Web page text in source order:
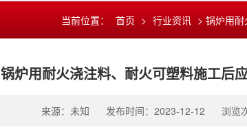
当前位置： 首页 > 行业资讯 > 锅炉用
锅炉用耐火浇注料、耐火可塑料施工后
来源：未知 发布时间：2023-12-12 浏览